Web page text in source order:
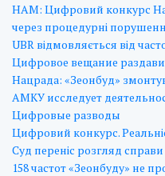
НАМ: Цифровий конкурс
через процедурні
UBR відмовляється від
Цифровое вещание
Нацрада: «Зеонбуд»
АМКУ исследует
Цифровые разводы
Цифровий конкурс.
Суд переніс розгляд
158 частот «Зеонбуду» не